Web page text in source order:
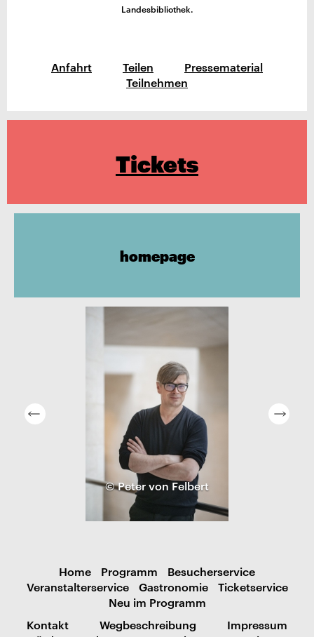
Landesbibliothek.
Anfahrt Teilen
Pressematerial
Teilnehmen
Tickets
homepage
© Peter von Felbert
Home Programm
Besucherservice
Veranstalterservice
Gastronomie
Ticketservice
Neu im Programm
Kontakt
Wegbeschreibung
Impressum